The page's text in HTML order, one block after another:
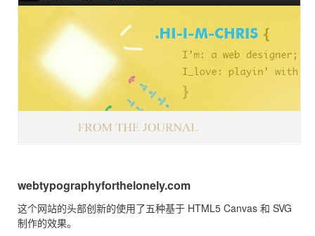
webtypographyforthelonely.com
这个网站的头部创新的使用了五种基于 HTML5 Canvas 和 SVG
制作的效果。